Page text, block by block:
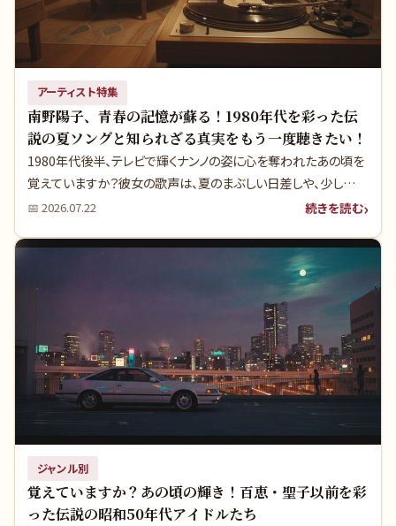
アーティスト特集
南野陽子、青春の記憶が蘇る！1980年代を彩った伝
説の夏ソングと知られざる真実をもう一度聴きたい！
1980年代後半、テレビで輝くナンノの姿に心を奪われたあの頃を
覚えていますか？彼女の歌声は、夏のまぶしい日差しや、少し切な
い夕焼けの記憶といつも寄り添っていました。今回は、南野陽子
人が知らない楽曲の背景や、当時の社会に与えた影響に深く迫り
📅2026.07.22 続きを読む
ジャンル別
覚えていますか？あの頃の輝き！百恵・聖子以前を彩
った伝説の昭和50年代アイドルたち